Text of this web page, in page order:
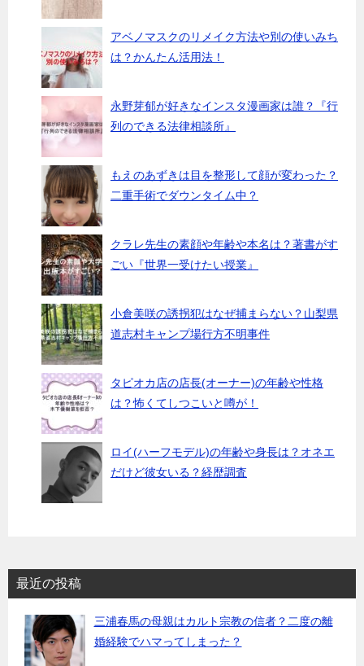
アベノマスクのリメイク方法や別の使いみち
は？かんたん活用法！
永野芽郁が好きなインスタ漫画家は誰？『行
列のできる法律相談所』
もえのあずきは目を整形して顔が変わった？
二重手術でダウンタイム中？
クラレ先生の素顔や年齢や本名は？著書がす
ごい『世界一受けたい授業』
小倉美咲の誘拐犯はなぜ捕まらない？山梨県
道志村キャンプ場行方不明事件
タピオカ店の店長(オーナー)の年齢や性格
は？怖くてしつこいと噂が！
ロイ(ハーフモデル)の年齢や身長は？オネエ
だけど彼女いる？経歴調査
最近の投稿
三浦春馬の母親はカルト宗教の信者？二度の離
婚経験でハマってしまった？